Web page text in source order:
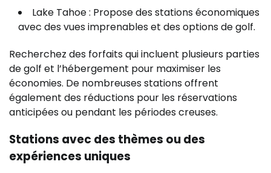
Lake Tahoe : Propose des stations économiques
avec des vues imprenables et des options de golf.
Recherchez des forfaits qui incluent plusieurs parties
de golf et l’hébergement pour maximiser les
économies. De nombreuses stations offrent
également des réductions pour les réservations
anticipées ou pendant les périodes creuses.
Stations avec des thèmes ou des
expériences uniques